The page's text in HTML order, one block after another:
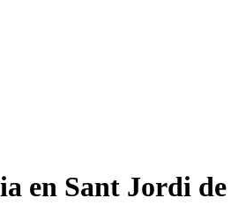
en Sant Jordi de